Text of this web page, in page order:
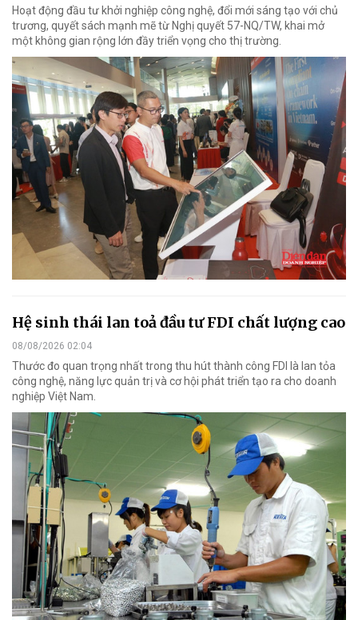
Hoạt động đầu tư khởi nghiệp công nghệ, đổi mới sáng tạo với chủ
trương, quyết sách mạnh mẽ từ Nghị quyết 57-NQ/TW, khai mở
một không gian rộng lớn đầy triển vọng cho thị trường.
Hệ sinh thái lan toả đầu tư FDI chất lượng cao
08/08/2026 02:04
Thước đo quan trọng nhất trong thu hút thành công FDI là lan tỏa
công nghệ, năng lực quản trị và cơ hội phát triển tạo ra cho doanh
nghiệp Việt Nam.